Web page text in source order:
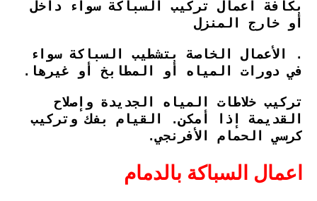
بكافة أعمال تركيب السباكة سواء داخل
أو خارج المنزل
. الأعمال الخاصة بتشطيب السباكة سواء
في دورات المياه أو المطابخ أو غيرها.
تركيب خلاطات المياه الجديدة وإصلاح
القديمة إذا أمكن. القيام بفك وتركيب
كرسي الحمام الأفرنجي.
اعمال السباكة بالدمام